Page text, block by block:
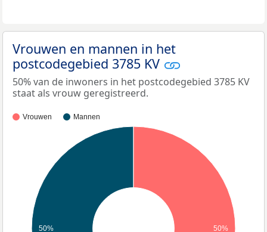
Vrouwen en mannen in het
postcodegebied 3785 KV
50% van de inwoners in het postcodegebied 3785 KV
staat als vrouw geregistreerd.
Vrouwen Mannen
50% 50%